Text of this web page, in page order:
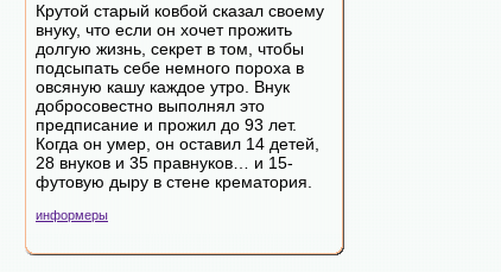
Крутой старый ковбой сказал своему
внуку, что если он хочет прожить
долгую жизнь, секрет в том, чтобы
подсыпать себе немного пороха в
овсяную кашу каждое утро. Внук
добросовестно выполнял это
предписание и прожил до 93 лет.
Когда он умер, он оставил 14 детей,
28 внуков и 35 правнуков… и 15-
футовую дыру в стене крематория.
информеры